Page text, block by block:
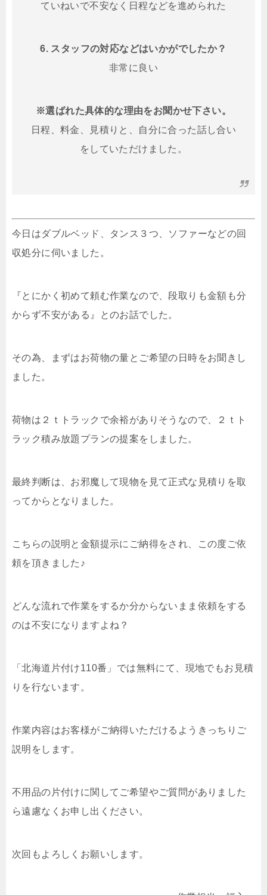
ていねいで不安なく日程などを進められた
6. スタッフの対応などはいかがでしたか？
非常に良い
※選ばれた具体的な理由をお聞かせ下さい。
日程、料金、見積りと、自分に合った話し合い
をしていただけました。
今日はダブルベッド、タンス３つ、ソファーなどの回
収処分に伺いました。
『とにかく初めて頼む作業なので、段取りも金額も分
からず不安がある』とのお話でした。
その為、まずはお荷物の量とご希望の日時をお聞きし
ました。
荷物は２ｔトラックで余裕がありそうなので、２ｔト
ラック積み放題プランの提案をしました。
最終判断は、お邪魔して現物を見て正式な見積りを取
ってからとなりました。
こちらの説明と金額提示にご納得をされ、この度ご依
頼を頂きました♪
どんな流れで作業をするか分からないまま依頼をする
のは不安になりますよね？
「北海道片付け110番」では無料にて、現地でもお見積
りを行ないます。
作業内容はお客様がご納得いただけるようきっちりご
説明をします。
不用品の片付けに関してご希望やご質問がありました
ら遠慮なくお申し出ください。
次回もよろしくお願いします。